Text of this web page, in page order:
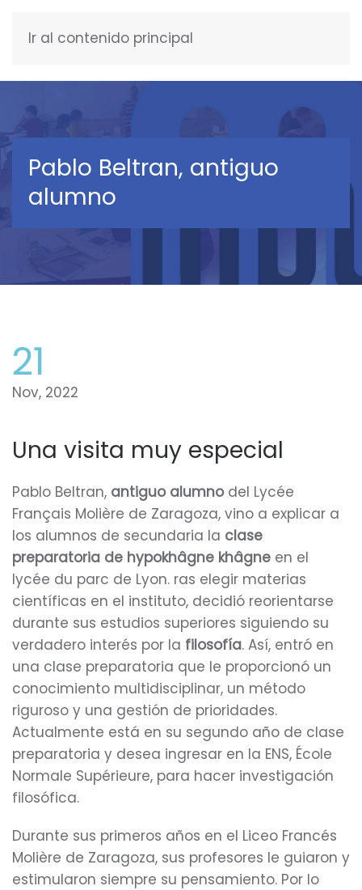
Ir al contenido principal
Pablo Beltran, antiguo
alumno
21
Nov, 2022
Una visita muy especial
Pablo Beltran, antiguo alumnodel Lycée
Français Molière de Zaragoza, vino a explicar a
los alumnos de secundaria la clase
preparatoria de hypokhâgne khâgne en el
lycée du parc de Lyon. ras elegir materias
científicas en el instituto, decidió reorientarse
durante sus estudios superiores siguiendo su
verdadero interés por la filosofía. Así, entró en
una clase preparatoria que le proporcionó un
conocimiento multidisciplinar, un método
riguroso y una gestión de prioridades.
Actualmente está en su segundo año de clase
preparatoria y desea ingresar en la ENS, École
Normale Supérieure, para hacer investigación
filosófica.
Durante sus primeros años en el Liceo Francés
Molière de Zaragoza, sus profesores le guiaron y
estimularon siempre su pensamiento. Por lo